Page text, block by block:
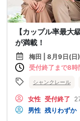
【カップル率最
が満載！
梅田 | 8月9日(日
受付終了まで8時
シャンクレール
女性 受付終了
男性 残りわずか